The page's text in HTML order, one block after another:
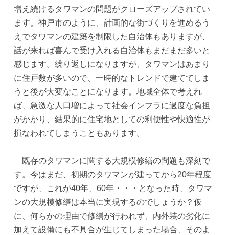
増え続けるタワマンの問題がクローズアップされてい
ます。神戸市のように、計画的な街づくりを進めるう
えでタワマンの建築を制限した自治体もありますが、
話が来れば喜んで受け入れる自治体もまだまだ多いと
感じます。繰り返しになりますが、タワマンはあまり
に住戸数が多いので、一時的なトレンドで建ててしま
うと後が大変なことになります。地域全体で考えれ
ば、急激な人口増によって社会インフラに過度な負担
がかかり、結果的に住宅地としての利便性や快適性が
損なわれてしまうこともあります。
既存のタワマンに関する大規模修繕の問題も深刻で
す。今はまだ、初期のタワマンが建ってから20年程度
ですが、これが40年、60年・・・となった時、タワマ
ンの大規模修繕は本当に実現するのでしょうか？仮
に、何らかの理由で修繕が行われず、内外装の劣化に
加えて設備にも不具合が生じてしまった場合、そのよ